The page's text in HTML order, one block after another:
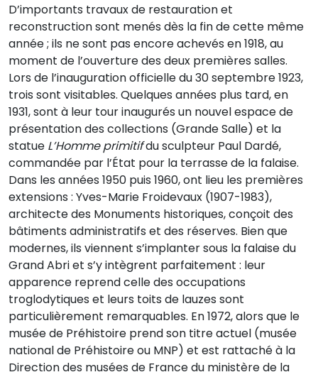
D’importants travaux de restauration et
reconstruction sont menés dès la fin de cette même
année ; ils ne sont pas encore achevés en 1918, au
moment de l’ouverture des deux premières salles.
Lors de l’inauguration officielle du 30 septembre 1923,
trois sont visitables. Quelques années plus tard, en
1931, sont à leur tour inaugurés un nouvel espace de
présentation des collections (Grande Salle) et la
statue L’Homme primitifdu sculpteur Paul Dardé,
commandée par l’État pour la terrasse de la falaise.
Dans les années 1950 puis 1960, ont lieu les premières
extensions : Yves-Marie Froidevaux (1907-1983),
architecte des Monuments historiques, conçoit des
bâtiments administratifs et des réserves. Bien que
modernes, ils viennent s’implanter sous la falaise du
Grand Abri et s’y intègrent parfaitement : leur
apparence reprend celle des occupations
troglodytiques et leurs toits de lauzes sont
particulièrement remarquables. En 1972, alors que le
musée de Préhistoire prend son titre actuel (musée
national de Préhistoire ou MNP) et est rattaché à la
Direction des musées de France du ministère de la